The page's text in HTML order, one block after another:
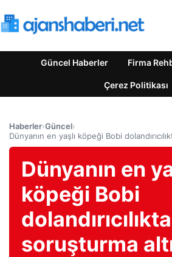
Güncel Haberler Firma
Çerez Politikası
Haberler›Güncel›
Dünyanın en yaşlı köpeği Bobi
Dünyanın en
köpeği Bobi
soruşturma